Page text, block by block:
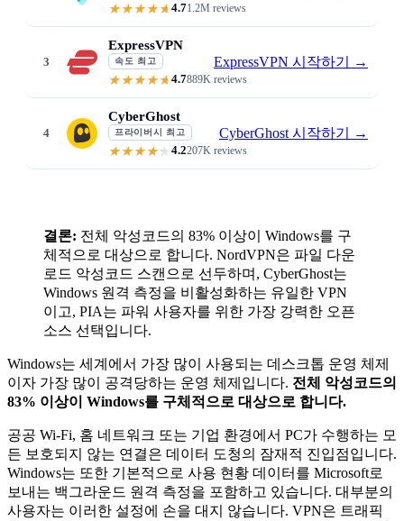
4.71.2M reviews
3
ExpressVPN
속도 최고
4.7889K reviews
ExpressVPN 시작하기 →
4
CyberGhost
프라이버시 최고
4.2207K reviews
CyberGhost 시작하기 →
결론: 전체 악성코드의 83% 이상이 Windows를 구
체적으로 대상으로 합니다. NordVPN은 파일 다운
로드 악성코드 스캔으로 선두하며, CyberGhost는
Windows 원격 측정을 비활성화하는 유일한 VPN
이고, PIA는 파워 사용자를 위한 가장 강력한 오픈
소스 선택입니다.
Windows는 세계에서 가장 많이 사용되는 데스크톱 운영 체제
이자 가장 많이 공격당하는 운영 체제입니다. 전체 악성코드의
83% 이상이 Windows를 구체적으로 대상으로 합니다.
공공 Wi-Fi, 홈 네트워크 또는 기업 환경에서 PC가 수행하는 모
든 보호되지 않는 연결은 데이터 도청의 잠재적 진입점입니다.
Windows는 또한 기본적으로 사용 현황 데이터를 Microsoft로
보내는 백그라운드 원격 측정을 포함하고 있습니다. 대부분의
사용자는 이러한 설정에 손을 대지 않습니다. VPN은 트래픽